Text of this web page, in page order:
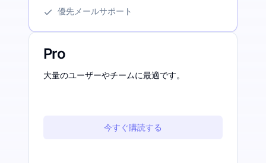
優先メールサポート
Pro
大量のユーザーやチームに最適です。
今すぐ購読する